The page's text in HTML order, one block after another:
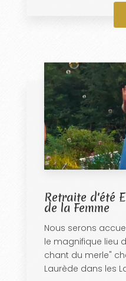
Retraite d'été
de la Femme
Nous serons
le magnifique lieu
chant du merle"
Laurède dans les